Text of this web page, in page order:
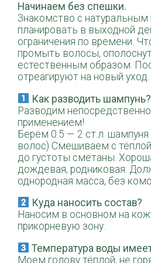
Начинаем без спешки.
Знакомство с
планировать в выходной
ограничения по времени.
промыть волосы,
естественным образом.
отреагируют на новый уход.
Как разводить шампунь?
Разводим
применением!
Берём 0.5 — 2 ст.л. шампуня
волос) Смешиваем с
до густоты сметаны.
дождевая, родниковая.
однородная масса, без
Куда наносить состав?
Наносим в основном на
прикорневую зону.
Температура воды
Моем голову тёплой, не